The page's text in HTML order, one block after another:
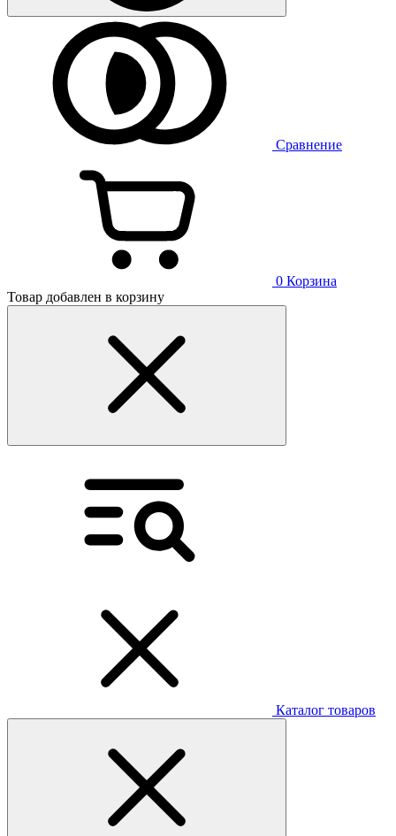
Сравнение
0 Корзина
Товар добавлен в корзину
Каталог товаров